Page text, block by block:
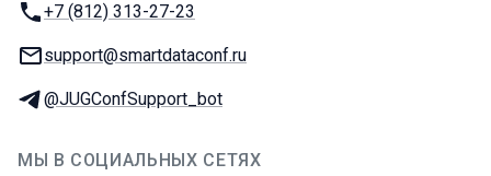
Телефон:
+7 (812) 313-27-23
E-mail:
support@smartdataconf.ru
Телеграм:
@JUGConfSupport_bot
МЫ В СОЦИАЛЬНЫХ СЕТЯХ